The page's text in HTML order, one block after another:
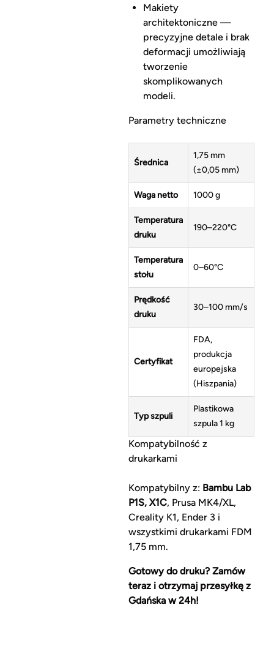
Makiety
architektoniczne —
precyzyjne detale i brak
deformacji umożliwiają
tworzenie
skomplikowanych
modeli.
Parametry techniczne
Średnica
1,75 mm
(±0,05 mm)
Waga netto 1000 g
Temperatura
druku
190–220°C
Temperatura
stołu
0–60°C
Prędkość
druku
30–100 mm/s
Certyfikat
FDA,
produkcja
europejska
(Hiszpania)
Typ szpuli
Plastikowa
szpula 1 kg
Kompatybilność z
drukarkami
Kompatybilny z: Bambu Lab
P1S, X1C, Prusa MK4/XL,
Creality K1, Ender 3 i
wszystkimi drukarkami FDM
1,75 mm.
Gotowy do druku? Zamów
teraz i otrzymaj przesyłkę z
Gdańska w 24h!